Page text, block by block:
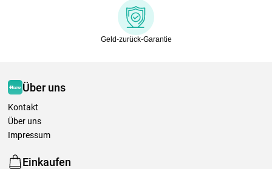
Geld-zurück-Garantie
Über uns
Kontakt
Über uns
Impressum
Einkaufen